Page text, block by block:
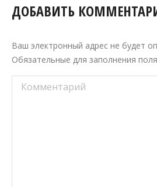
ДОБАВИТЬ
Ваш электронный адрес не будет
Обязательные для заполнения
Комментарий